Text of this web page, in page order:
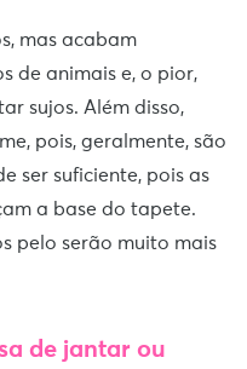
mas acabam
de animais e, o pior,
sujos. Além disso,
pois, geralmente, são
ser suficiente, pois as
a base do tapete.
pelo serão muito mais
de jantar ou